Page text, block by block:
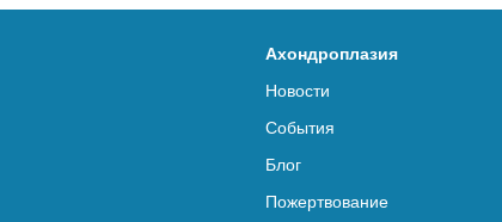
Ахондроплазия
Новости
События
Блог
Пожертвование